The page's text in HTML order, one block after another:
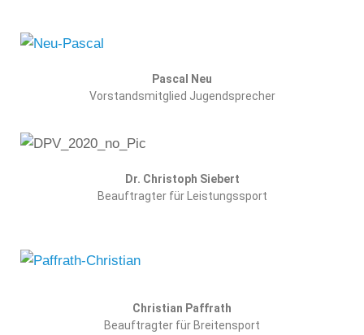
Pascal Neu
Vorstandsmitglied Jugendsprecher
Dr. Christoph Siebert
Beauftragter für Leistungssport
Christian Paffrath
Beauftragter für Breitensport